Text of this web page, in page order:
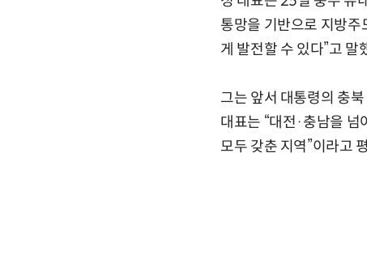
통망을 기반으로 지방주
게 발전할 수 있다”고 말
그는 앞서 대통령의 충
대표는 “대전·충남을
모두 갖춘 지역”이라고